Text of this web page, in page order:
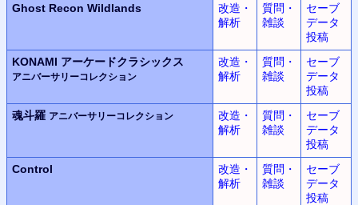
Ghost Recon Wildlands
改造・
解析
質問・
雑談
セーブ
データ
投稿
KONAMI アーケードクラシックス
アニバーサリーコレクション
改造・
解析
質問・
雑談
セーブ
データ
投稿
魂斗羅 アニバーサリーコレクション
改造・
解析
質問・
雑談
セーブ
データ
投稿
Control
改造・
解析
質問・
雑談
セーブ
データ
投稿